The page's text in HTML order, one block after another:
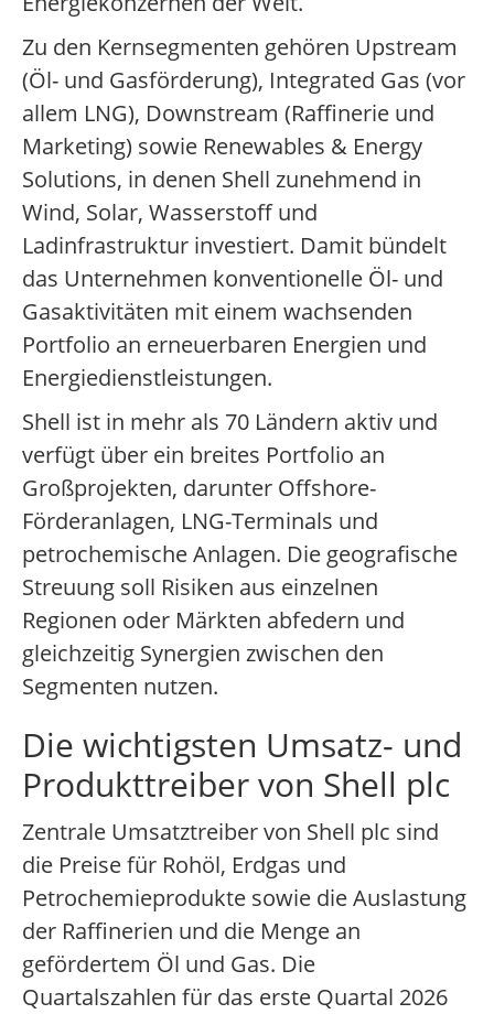
Zu den Kernsegmenten gehören Upstream
(Öl- und Gasförderung), Integrated Gas (vor
allem LNG), Downstream (Raffinerie und
Marketing) sowie Renewables & Energy
Solutions, in denen Shell zunehmend in
Wind, Solar, Wasserstoff und
Ladinfrastruktur investiert. Damit bündelt
das Unternehmen konventionelle Öl- und
Gasaktivitäten mit einem wachsenden
Portfolio an erneuerbaren Energien und
Energiedienstleistungen.
Shell ist in mehr als 70 Ländern aktiv und
verfügt über ein breites Portfolio an
Großprojekten, darunter Offshore-
Förderanlagen, LNG-Terminals und
petrochemische Anlagen. Die geografische
Streuung soll Risiken aus einzelnen
Regionen oder Märkten abfedern und
gleichzeitig Synergien zwischen den
Segmenten nutzen.
Die wichtigsten Umsatz- und
Produkttreiber von Shell plc
Zentrale Umsatztreiber von Shell plc sind
die Preise für Rohöl, Erdgas und
Petrochemieprodukte sowie die Auslastung
der Raffinerien und die Menge an
gefördertem Öl und Gas. Die
Quartalszahlen für das erste Quartal 2026